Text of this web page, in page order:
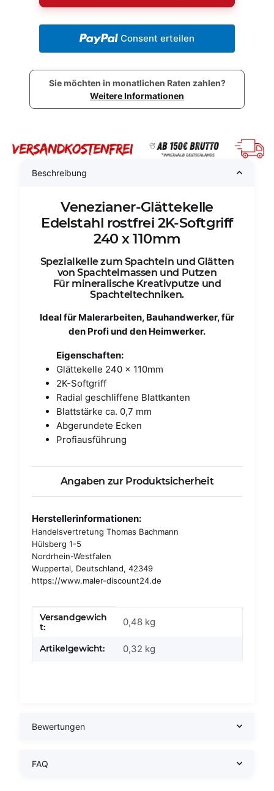
Consent erteilen
Sie möchten in monatlichen Raten zahlen?
Weitere Informationen
Beschreibung
Venezianer-Glättekelle
Edelstahl rostfrei 2K-Softgriff
240 x 110mm
Spezialkelle zum Spachteln und Glätten
von Spachtelmassen und Putzen
Für mineralische Kreativputze und
Spachteltechniken.
Ideal für Malerarbeiten, Bauhandwerker, für
den Profi und den Heimwerker.
Eigenschaften:
Glättekelle 240 x 110mm
2K-Softgriff
Radial geschliffene Blattkanten
Blattstärke ca. 0,7 mm
Abgerundete Ecken
Profiausführung
Angaben zur Produktsicherheit
Herstellerinformationen:
Handelsvertretung Thomas Bachmann
Hülsberg 1-5
Nordrhein-Westfalen
Wuppertal, Deutschland, 42349
https://www.maler-discount24.de
Produkteigenschaft
Wert
Versandgewich
t:
0,48 kg
Artikelgewicht: 0,32 kg
Bewertungen
FAQ